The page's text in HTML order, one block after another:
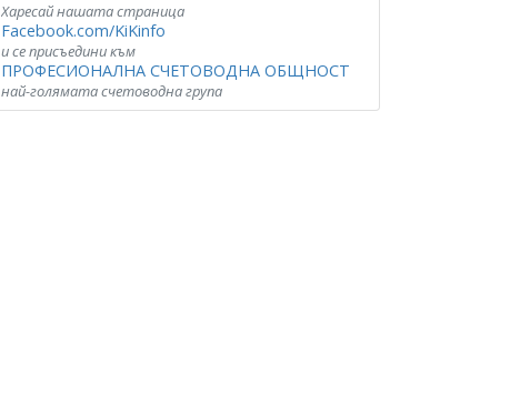
Харесай нашата страница
Facebook.com/KiKinfo
и се присъедини към
ПРОФЕСИОНАЛНА СЧЕТОВОДНА ОБЩНОСТ
най-голямата счетоводна група